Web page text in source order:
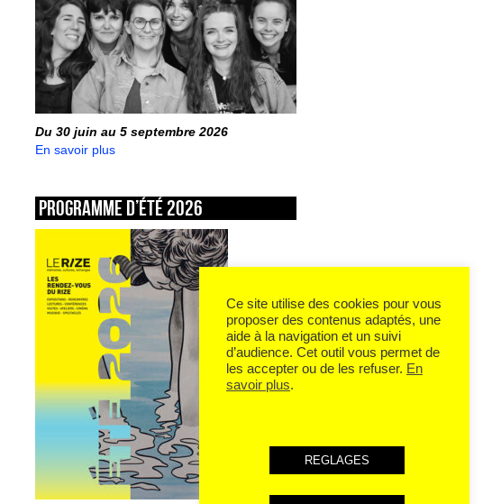
Du 30 juin au 5 septembre 2026
En savoir plus
Programme d’été 2026
Ce site utilise des cookies pour vous
proposer des contenus adaptés, une
aide à la navigation et un suivi
d’audience. Cet outil vous permet de
les accepter ou de les refuser. En
savoir plus.
REGLAGES